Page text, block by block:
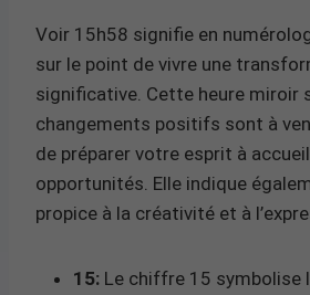
Voir 15h58 signifie en
sur le point de vivre une
significative. Cette heure miroir
changements positifs sont à
de préparer votre esprit à
opportunités. Elle indique
propice à la créativité et à
15: Le chiffre 15 symbolise